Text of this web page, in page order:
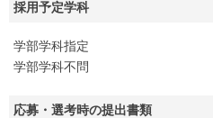
採用予定学科
学部学科指定
学部学科不問
応募・選考時の提出書類